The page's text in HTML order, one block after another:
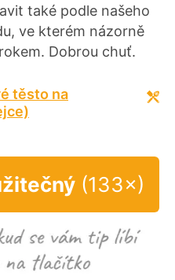
také podle našeho
ve kterém názorně
Dobrou chuť.
těsto na
(133×)